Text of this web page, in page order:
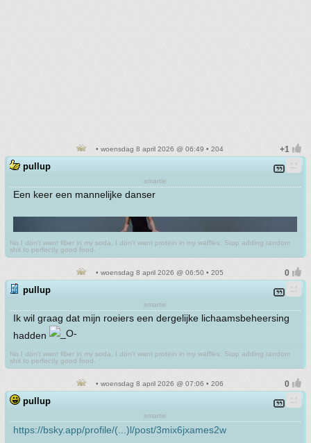
• woensdag 8 april 2026 @ 06:49 • 204
pullup
smartie
Een keer een mannelijke danser
No I don't want fiber in my soda. I don't want protein in my waffles. Stop adding random
shit to perfectly good food.
• woensdag 8 april 2026 @ 06:50 • 205
pullup
smartie
Ik wil graag dat mijn roeiers een dergelijke lichaamsbeheersing
hadden
No I don't want fiber in my soda. I don't want protein in my waffles. Stop adding random
shit to perfectly good food.
• woensdag 8 april 2026 @ 07:06 • 206
pullup
smartie
https://bsky.app/profile/(...)l/post/3mix6jxames2w